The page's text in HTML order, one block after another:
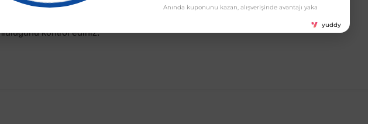
kontrol ediniz.
Anında kuponunu kazan, alışverişinde avantajı yaka
yuddy